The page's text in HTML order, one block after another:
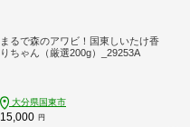
まるで森のアワビ！国東しいたけ香
りちゃん（厳選200g）_29253A
大分県国東市
15,000 円